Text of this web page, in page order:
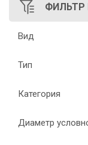
ФИЛЬТР
Вид
Тип
Категория
Диаметр